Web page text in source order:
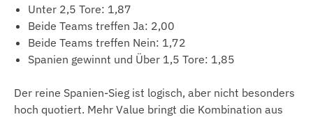
Unter 2,5 Tore: 1,87
Beide Teams treffen Ja: 2,00
Beide Teams treffen Nein: 1,72
Spanien gewinnt und Über 1,5 Tore: 1,85
Der reine Spanien-Sieg ist logisch, aber nicht besonders
hoch quotiert. Mehr Value bringt die Kombination aus